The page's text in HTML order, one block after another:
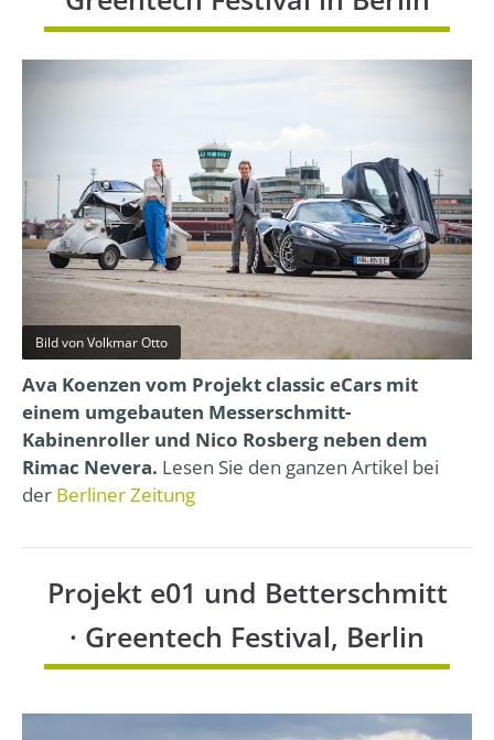
Bild von Volkmar Otto
Ava Koenzen vom Projekt classic eCars mit
einem umgebauten Messerschmitt-
Kabinenroller und Nico Rosberg neben dem
Rimac Nevera. Lesen Sie den ganzen Artikel bei
der Berliner Zeitung
Projekt e01 und Betterschmitt
· Greentech Festival, Berlin